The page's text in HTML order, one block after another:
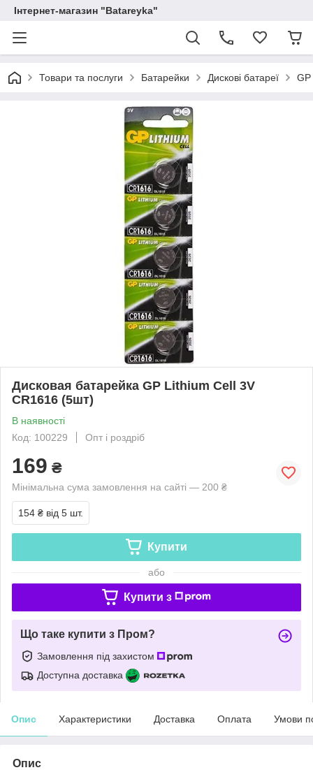
Інтернет-магазин "Batareyka"
Товари та послуги Батарейки Дискові батареї GP
Дисковая батарейка GP Lithium Cell 3V
CR1616 (5шт)
В наявності
Код: 100229
Опт і роздріб
169 ₴
Мінімальна сума замовлення на сайті — 200 ₴
154 ₴ від 5 шт.
Купити
або
Купити з
Що таке купити з Пром?
Замовлення під захистом
Доступна доставка
Опис Характеристики Доставка Оплата Умови
Опис